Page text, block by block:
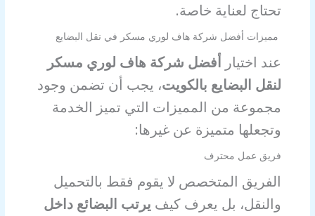
تحتاج لعناية خاصة.
مميزات أفضل شركة هاف لوري مسكر في نقل البضايع
عند اختيار أفضل شركة هاف لوري مسكر
لنقل البضايع بالكويت، يجب أن تضمن وجود
مجموعة من المميزات التي تميز الخدمة
وتجعلها متميزة عن غيرها:
فريق عمل محترف
الفريق المتخصص لا يقوم فقط بالتحميل
والنقل، بل يعرف كيف يرتب البضائع داخل